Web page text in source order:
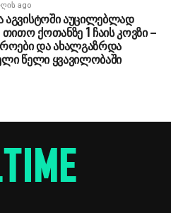
ago
აგვისტოში აუცილებლად
ქოთანზე 1 ჩაის კოვზი –
და ახალგაზრდა
წელი ყვავილობაში